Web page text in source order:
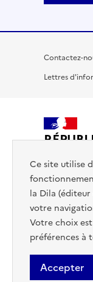
Ce site utilise
la Dila
votre
Votre choix
préférences à
Accepter
Contactez-
Lettres
Accessibilité